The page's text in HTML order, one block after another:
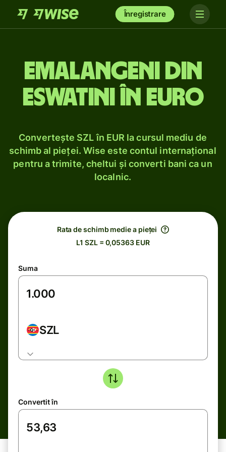
Înregistrare
Emalangeni din
Eswatini în euro
Convertește SZL în EUR la cursul mediu de
schimb al pieței. Wise este contul internațional
pentru a trimite, cheltui și converti bani ca un
localnic.
Rata de schimb medie a pieței
L1 SZL = 0,05363 EUR
Suma
SZL
Convertit în